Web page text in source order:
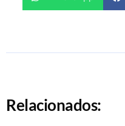
Relacionados: